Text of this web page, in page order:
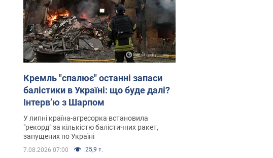
Кремль "спалює" останні запаси
балістики в Україні: що буде далі?
Інтерв’ю з Шарпом
У липні країна-агресорка встановила
"рекорд" за кількістю балістичних ракет,
запущених по Україні
7.08.2026 07:00 25,9 т.